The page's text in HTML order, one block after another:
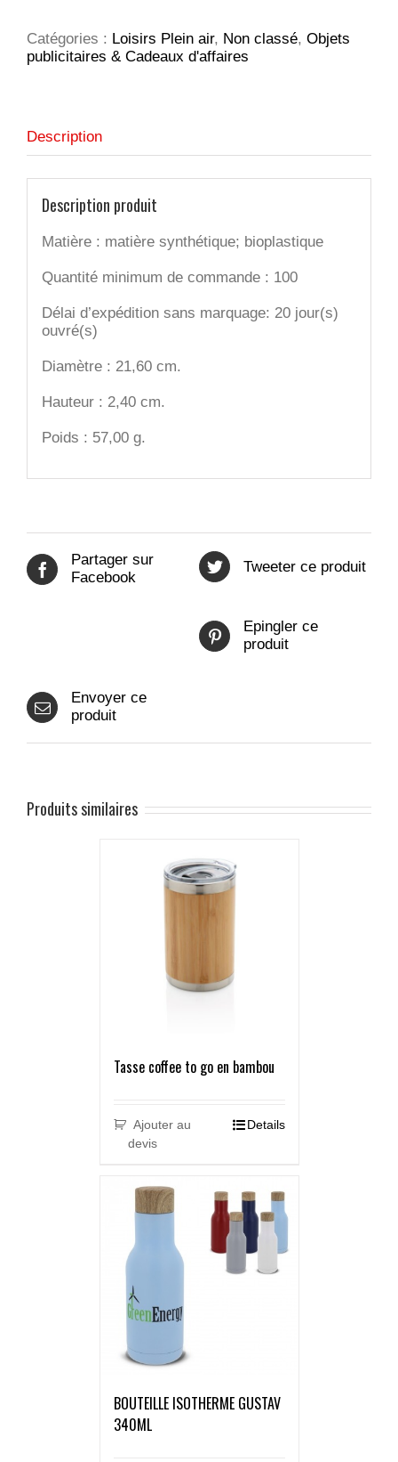
space
22
Catégories : Loisirs Plein air, Non classé, Objets
publicitaires & Cadeaux d'affaires
Description
Description produit
Matière : matière synthétique; bioplastique
Quantité minimum de commande : 100
Délai d’expédition sans marquage: 20 jour(s)
ouvré(s)
Diamètre : 21,60 cm.
Hauteur : 2,40 cm.
Poids : 57,00 g.
Partager sur
Facebook
Tweeter ce produit
Epingler ce
produit
Envoyer ce
produit
Produits similaires
Tasse coffee to go en bambou
Ajouter au
devis
Details
BOUTEILLE ISOTHERME GUSTAV
340ML